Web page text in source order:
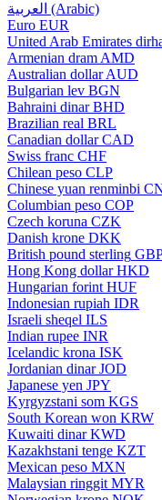
العربية (Arabic)
Euro EUR
United Arab Emirates
Armenian dram AMD
Australian dollar AUD
Bulgarian lev BGN
Bahraini dinar BHD
Brazilian real BRL
Canadian dollar CAD
Swiss franc CHF
Chilean peso CLP
Chinese yuan renminbi
Columbian peso COP
Czech koruna CZK
Danish krone DKK
British pound sterling
Hong Kong dollar HKD
Hungarian forint HUF
Indonesian rupiah IDR
Israeli sheqel ILS
Indian rupee INR
Icelandic krona ISK
Jordanian dinar JOD
Japanese yen JPY
Kyrgyzstani som KGS
South Korean won KRW
Kuwaiti dinar KWD
Kazakhstani tenge KZT
Mexican peso MXN
Malaysian ringgit MYR